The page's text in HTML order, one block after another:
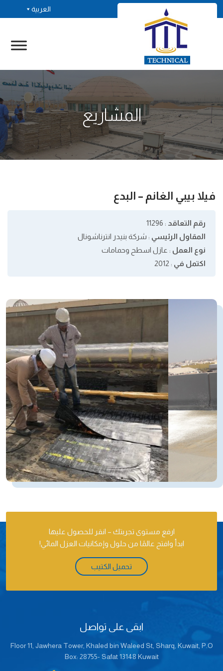
العربية
المشاريع
فيلا بيبي الغانم – البدع
رقم التعاقد : 11296
المقاول الرئيسي : شركة بنيدر انترناشونال
نوع العمل : عازل اسطح وحمامات
اكتمل في : 2012
ارفع مستوى تجربتك – انقر للحصول عليها
ابدأ وافتح عالمًا من حلول وإمكانيات العزل المائي!
تحميل الكتيب
ابقى على تواصل
Floor 11, Jawhera Tower, Khaled bin Waleed St, Sharq, Kuwait, P.O
Box: 28755- Safat 13148 Kuwait